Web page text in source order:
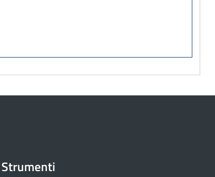
Strumenti